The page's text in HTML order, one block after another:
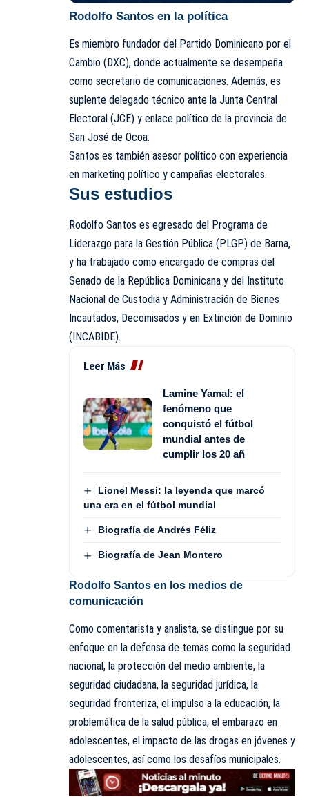
Rodolfo Santos en la política
Es miembro fundador del Partido Dominicano por el
Cambio (DXC), donde actualmente se desempeña
como secretario de comunicaciones. Además, es
suplente delegado técnico ante la Junta Central
Electoral (JCE) y enlace político de la provincia de
San José de Ocoa.
Santos es también asesor político con experiencia
en marketing político y campañas electorales.
Sus estudios
Rodolfo Santos es egresado del Programa de
Liderazgo para la Gestión Pública (PLGP) de Barna,
y ha trabajado como encargado de compras del
Senado de la República Dominicana y del Instituto
Nacional de Custodia y Administración de Bienes
Incautados, Decomisados y en Extinción de Dominio
(INCABIDE).
Leer Más
Lamine Yamal: el
fenómeno que
conquistó el fútbol
mundial antes de
cumplir los 20 añ
Lionel Messi: la leyenda que marcó
una era en el fútbol mundial
Biografía de Andrés Féliz
Biografía de Jean Montero
Rodolfo Santos en los medios de
comunicación
Como comentarista y analista, se distingue por su
enfoque en la defensa de temas como la seguridad
nacional, la protección del medio ambiente, la
seguridad ciudadana, la seguridad jurídica, la
seguridad fronteriza, el impulso a la educación, la
problemática de la salud pública, el embarazo en
adolescentes, el impacto de las drogas en jóvenes y
adolescentes, así como los desafíos municipales.